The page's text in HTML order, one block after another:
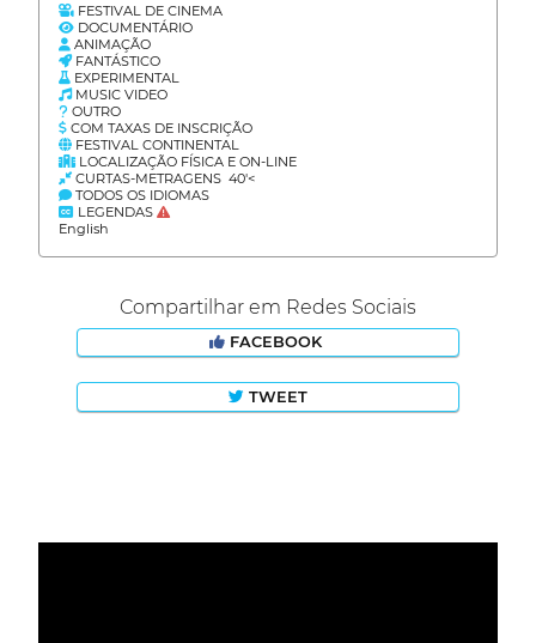
FESTIVAL DE CINEMA
DOCUMENTÁRIO
ANIMAÇÃO
FANTÁSTICO
EXPERIMENTAL
MUSIC VIDEO
OUTRO
COM TAXAS DE INSCRIÇÃO
FESTIVAL CONTINENTAL
LOCALIZAÇÃO FÍSICA E ON-LINE
CURTAS-METRAGENS 40'<
TODOS OS IDIOMAS
LEGENDAS
English
Compartilhar em Redes Sociais
FACEBOOK
TWEET